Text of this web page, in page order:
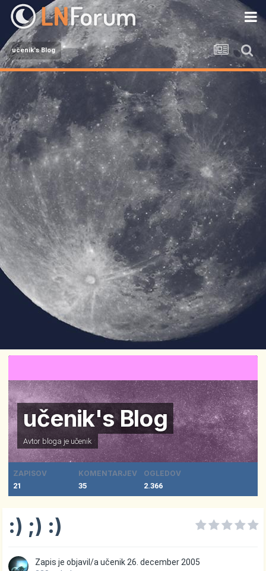
učenik's Blog
učenik's Blog
Avtor bloga je učenik
ZAPISOV
21
KOMENTARJEV
35
OGLEDOV
2.366
:) ;) :)
Zapis je objavil/aučenik 26. december 2005